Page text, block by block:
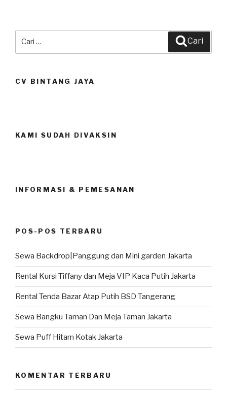
Cari
CV BINTANG JAYA
KAMI SUDAH DIVAKSIN
INFORMASI & PEMESANAN
POS-POS TERBARU
Sewa Backdrop|Panggung dan Mini garden Jakarta
Rental Kursi Tiffany dan Meja VIP Kaca Putih Jakarta
Rental Tenda Bazar Atap Putih BSD Tangerang
Sewa Bangku Taman Dan Meja Taman Jakarta
Sewa Puff Hitam Kotak Jakarta
KOMENTAR TERBARU